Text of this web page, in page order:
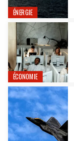
ÉNERGIE
ÉCONOMIE